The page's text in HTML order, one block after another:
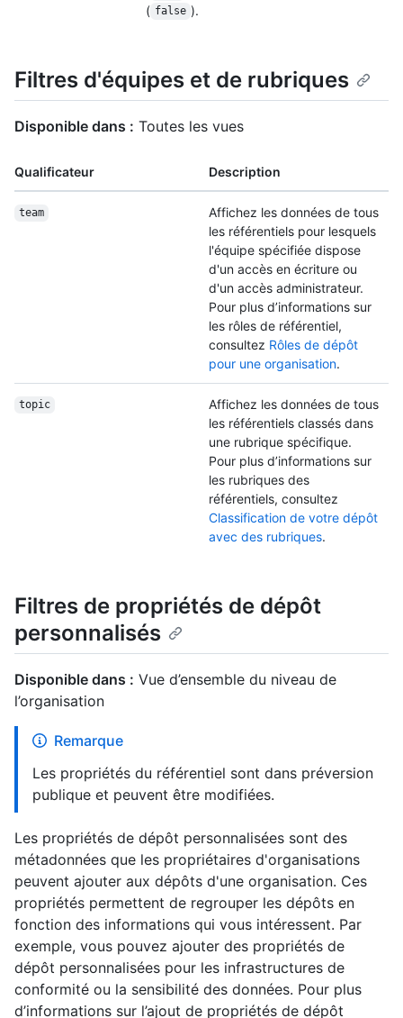
( false ).
Filtres d'équipes et de rubriques
Disponible dans : Toutes les vues
Qualificateur Description
team
Affichez les données de tous
les référentiels pour lesquels
l'équipe spécifiée dispose
d'un accès en écriture ou
d'un accès administrateur.
Pour plus d’informations sur
les rôles de référentiel,
consultez Rôles de dépôt
pour une organisation.
topic
Affichez les données de tous
les référentiels classés dans
une rubrique spécifique.
Pour plus d’informations sur
les rubriques des
référentiels, consultez
Classification de votre dépôt
avec des rubriques.
Filtres de propriétés de dépôt
personnalisés
Disponible dans : Vue d’ensemble du niveau de
l’organisation
Remarque
Les propriétés du référentiel sont dans préversion
publique et peuvent être modifiées.
Les propriétés de dépôt personnalisées sont des
métadonnées que les propriétaires d'organisations
peuvent ajouter aux dépôts d'une organisation. Ces
propriétés permettent de regrouper les dépôts en
fonction des informations qui vous intéressent. Par
exemple, vous pouvez ajouter des propriétés de
dépôt personnalisées pour les infrastructures de
conformité ou la sensibilité des données. Pour plus
d’informations sur l’ajout de propriétés de dépôt